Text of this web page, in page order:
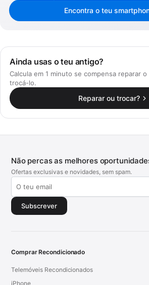
Encontra o teu
Ainda usas o teu antigo?
Calcula em 1 minuto se compensa reparar
trocá-lo.
Reparar ou trocar?
Não percas as melhores
Ofertas exclusivas e novidades, sem spam.
Subscrever
Comprar Recondicionado
Telemóveis Recondicionados
iPhone